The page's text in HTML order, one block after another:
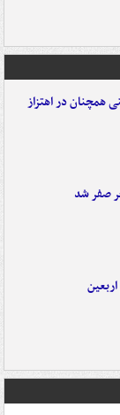
همچنان در اهتزاز
صفر شد